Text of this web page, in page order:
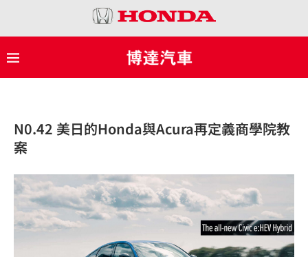
N0.42 美日的Honda與Acura再定義商學院教
案